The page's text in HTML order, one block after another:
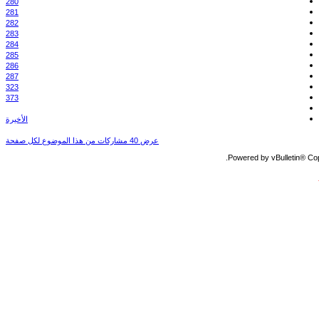
281
282
283
284
285
286
287
323
373
الأخيرة
عرض 40 مشاركات من هذا الموضوع لكل صفحة
Powered by vBulletin®